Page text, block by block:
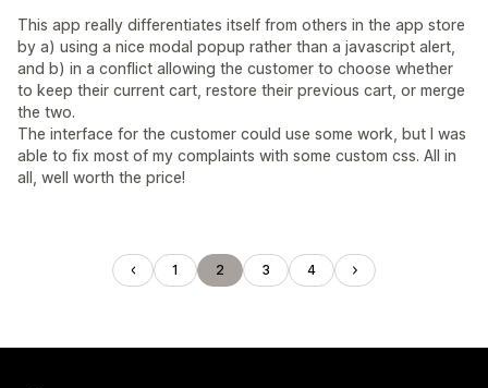
This app really differentiates itself from others in the app store
by a) using a nice modal popup rather than a javascript alert,
and b) in a conflict allowing the customer to choose whether
to keep their current cart, restore their previous cart, or merge
the two.
The interface for the customer could use some work, but I was
able to fix most of my complaints with some custom css. All in
all, well worth the price!
1 2 3 4